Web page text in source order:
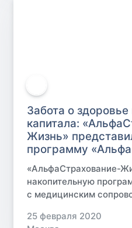
Забота о
капитала:
Жизнь»
программу
«АльфаСтрахование-
накопительную
с медицинским
25 февраля 2020